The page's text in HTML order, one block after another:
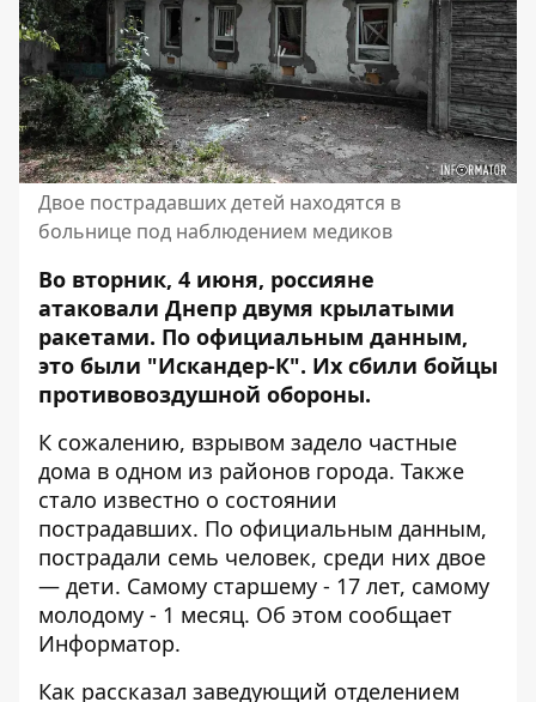
Двое пострадавших детей находятся в
больнице под наблюдением медиков
Во вторник, 4 июня, россияне
атаковали Днепр двумя крылатыми
ракетами. По официальным данным,
это были "Искандер-К". Их сбили бойцы
противовоздушной обороны.
К сожалению, взрывом задело частные
дома в одном из районов города. Также
стало известно о состоянии
пострадавших. По официальным данным,
пострадали семь человек, среди них двое
— дети. Самому старшему - 17 лет, самому
молодому - 1 месяц. Об этом сообщает
Информатор.
Как рассказал заведующий отделением